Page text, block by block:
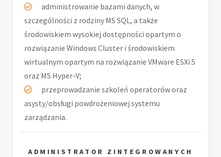
administrowanie bazami danych, w
szczególności z rodziny MS SQL, a także
środowiskiem wysokiej dostępności opartym o
rozwiązanie Windows Cluster i środowiskiem
wirtualnym opartym na rozwiązanie VMware ESXi 5
oraz MS Hyper-V;
przeprowadzanie szkoleń operatorów oraz
asysty/obsługi powdrożeniowej systemu
zarządzania.
ADMINISTRATOR ZINTEGROWANYCH